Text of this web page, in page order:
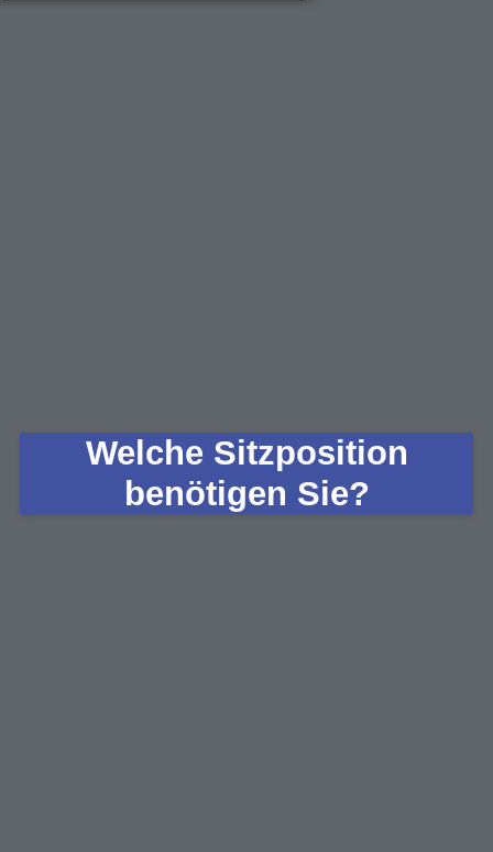
Welche Sitzposition
benötigen Sie?